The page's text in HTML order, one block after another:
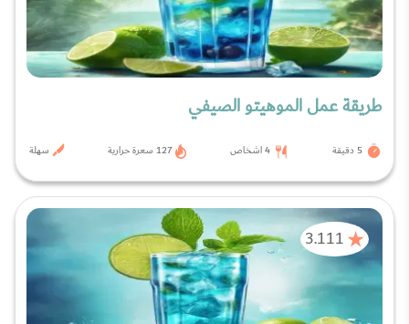
طريقة عمل الموهيتو الصيفي
5 دقيقة 4 اشخاص 127 سعرة حرارية سهلة
3.111